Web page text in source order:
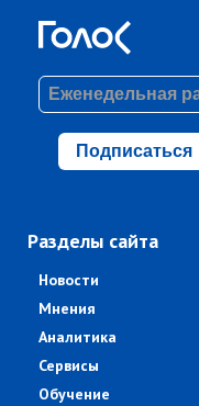
Подписаться
Разделы сайта
Новости
Мнения
Аналитика
Сервисы
Обучение